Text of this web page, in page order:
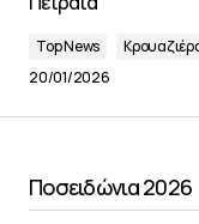
Top News
20/01/2026
Ποσειδώνια 2026